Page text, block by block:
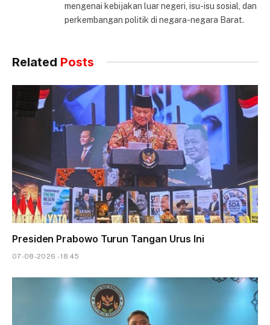
mengenai kebijakan luar negeri, isu-isu sosial, dan
perkembangan politik di negara-negara Barat.
Related Posts
Presiden Prabowo Turun Tangan Urus Ini
07-08-2026 - 18.45